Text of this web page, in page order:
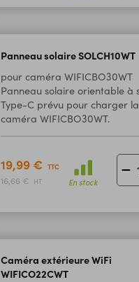
Panneau solaire SOLCH10WT
pour caméra WIFICBO30WT
Panneau solaire orientable à
Type-C prévu pour charger
caméra WIFICBO30WT.
19,99 € TTC
16,66 € HT En stock
Caméra extérieure WiFi
WIFICO22CWT